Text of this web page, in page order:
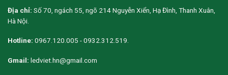
Địa chỉ: Số 70, ngách 55, ngõ 214 Nguyễn Xiển, Hạ Đình, Thanh Xuân,
Hà Nội.
Hotline: 0967.120.005 - 0932.312.519.
Gmail: ledviet.hn@gmail.com